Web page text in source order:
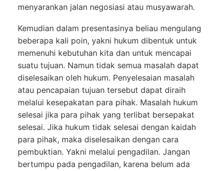
menyarankan jalan negosiasi atau musyawarah.
Kemudian dalam presentasinya beliau mengulang
beberapa kali poin, yakni hukum dibentuk untuk
memenuhi kebutuhan kita dan untuk mencapai
suatu tujuan. Namun tidak semua masalah dapat
diselesaikan oleh hukum. Penyelesaian masalah
atau pencapaian tujuan tersebut dapat diraih
melalui kesepakatan para pihak. Masalah hukum
selesai jika para pihak yang terlibat bersepakat
selesai. Jika hukum tidak selesai dengan kaidah
para pihak, maka diselesaikan dengan cara
pembuktian. Yakni melalui pengadilan. Jangan
bertumpu pada pengadilan, karena belum ada